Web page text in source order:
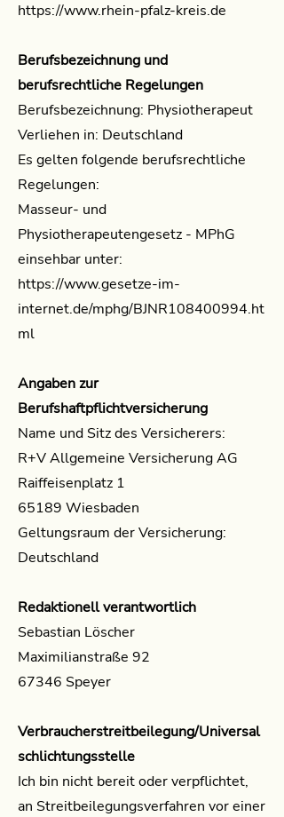
https://www.rhein-pfalz-kreis.de
Berufsbezeichnung und
berufsrechtliche Regelungen
Berufsbezeichnung: Physiotherapeut
Verliehen in: Deutschland
Es gelten folgende berufsrechtliche
Regelungen:
Masseur- und
Physiotherapeutengesetz - MPhG
einsehbar unter:
https://www.gesetze-im-
internet.de/mphg/BJNR108400994.ht
ml
Angaben zur
Berufshaftpflichtversicherung
Name und Sitz des Versicherers:
R+V Allgemeine Versicherung AG
Raiffeisenplatz 1
65189 Wiesbaden
Geltungsraum der Versicherung:
Deutschland
Redaktionell verantwortlich
Sebastian Löscher
Maximilianstraße 92
67346 Speyer
Verbraucherstreitbeilegung/Universal
schlichtungsstelle
Ich bin nicht bereit oder verpflichtet,
an Streitbeilegungsverfahren vor einer